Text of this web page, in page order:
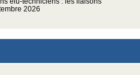
2026